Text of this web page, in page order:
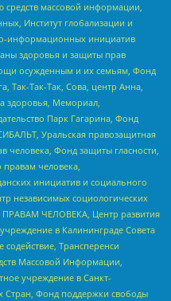
средств массовой информации,
Институт глобализации и
информационных инициатив
здоровья и защиты прав
осужденным и их семьям, Фонд
Так-Так-Так, Сова, центр Анна,
здоровья, Мемориал,
Парк Гагарина, Фонд
Уральская правозащитная
человека, Фонд защиты гласности,
правам человека,
инициатив и социального
независимых социологических
ЧЕЛОВЕКА, Центр развития
в Калининграде Совета
Трансперенси
Массовой Информации,
учреждение в Санкт-
Стран, Фонд поддержки свободы